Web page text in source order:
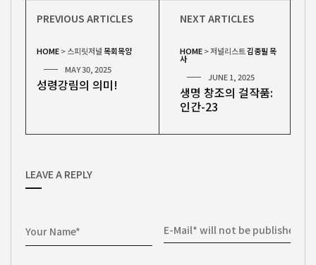
PREVIOUS ARTICLES
HOME>스피릿저널 목회목양
MAY 30, 2025
성령강림의 의미!
NEXT ARTICLES
HOME>저널리스트김종필 목
사
JUNE 1, 2025
생명 창조의 걸작품:
인간-23
LEAVE A REPLY